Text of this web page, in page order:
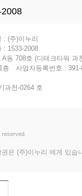
(주)이누리
1533-2008
동 708호 (디테크타워 과
층 사업자등록번호 : 391-
과천-0264 호
reserved.
은 (주)이누리 에게 있습